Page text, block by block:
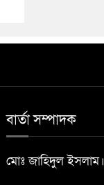
বার্তা সম্পাদক
মোঃ জাহিদুল ইসলাম।